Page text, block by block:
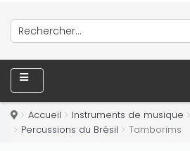
Accueil Instruments de musique
Percussions du Brésil
Tamborims